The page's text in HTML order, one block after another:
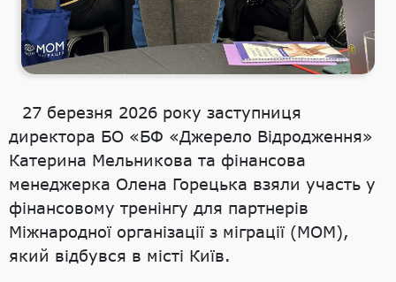
27 березня 2026 року заступниця
директора БО «БФ «Джерело Відродження»
Катерина Мельникова та фінансова
менеджерка Олена Горецька взяли участь у
фінансовому тренінгу для партнерів
Міжнародної організації з міграції (МОМ),
який відбувся в місті Київ.